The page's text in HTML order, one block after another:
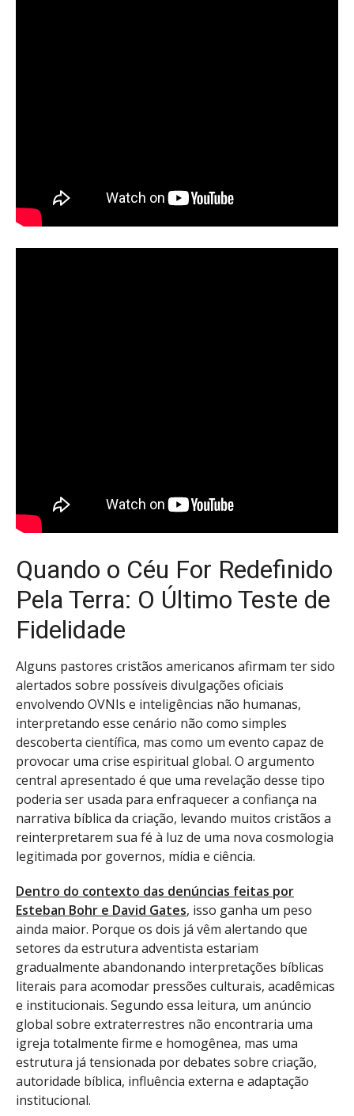
Quando o Céu For Redefinido
Pela Terra: O Último Teste de
Fidelidade
Alguns pastores cristãos americanos afirmam ter sido
alertados sobre possíveis divulgações oficiais
envolvendo OVNIs e inteligências não humanas,
interpretando esse cenário não como simples
descoberta científica, mas como um evento capaz de
provocar uma crise espiritual global. O argumento
central apresentado é que uma revelação desse tipo
poderia ser usada para enfraquecer a confiança na
narrativa bíblica da criação, levando muitos cristãos a
reinterpretarem sua fé à luz de uma nova cosmologia
legitimada por governos, mídia e ciência.
Dentro do contexto das denúncias feitas por
Esteban Bohr e David Gates, isso ganha um peso
ainda maior. Porque os dois já vêm alertando que
setores da estrutura adventista estariam
gradualmente abandonando interpretações bíblicas
literais para acomodar pressões culturais, acadêmicas
e institucionais. Segundo essa leitura, um anúncio
global sobre extraterrestres não encontraria uma
igreja totalmente firme e homogênea, mas uma
estrutura já tensionada por debates sobre criação,
autoridade bíblica, influência externa e adaptação
institucional.